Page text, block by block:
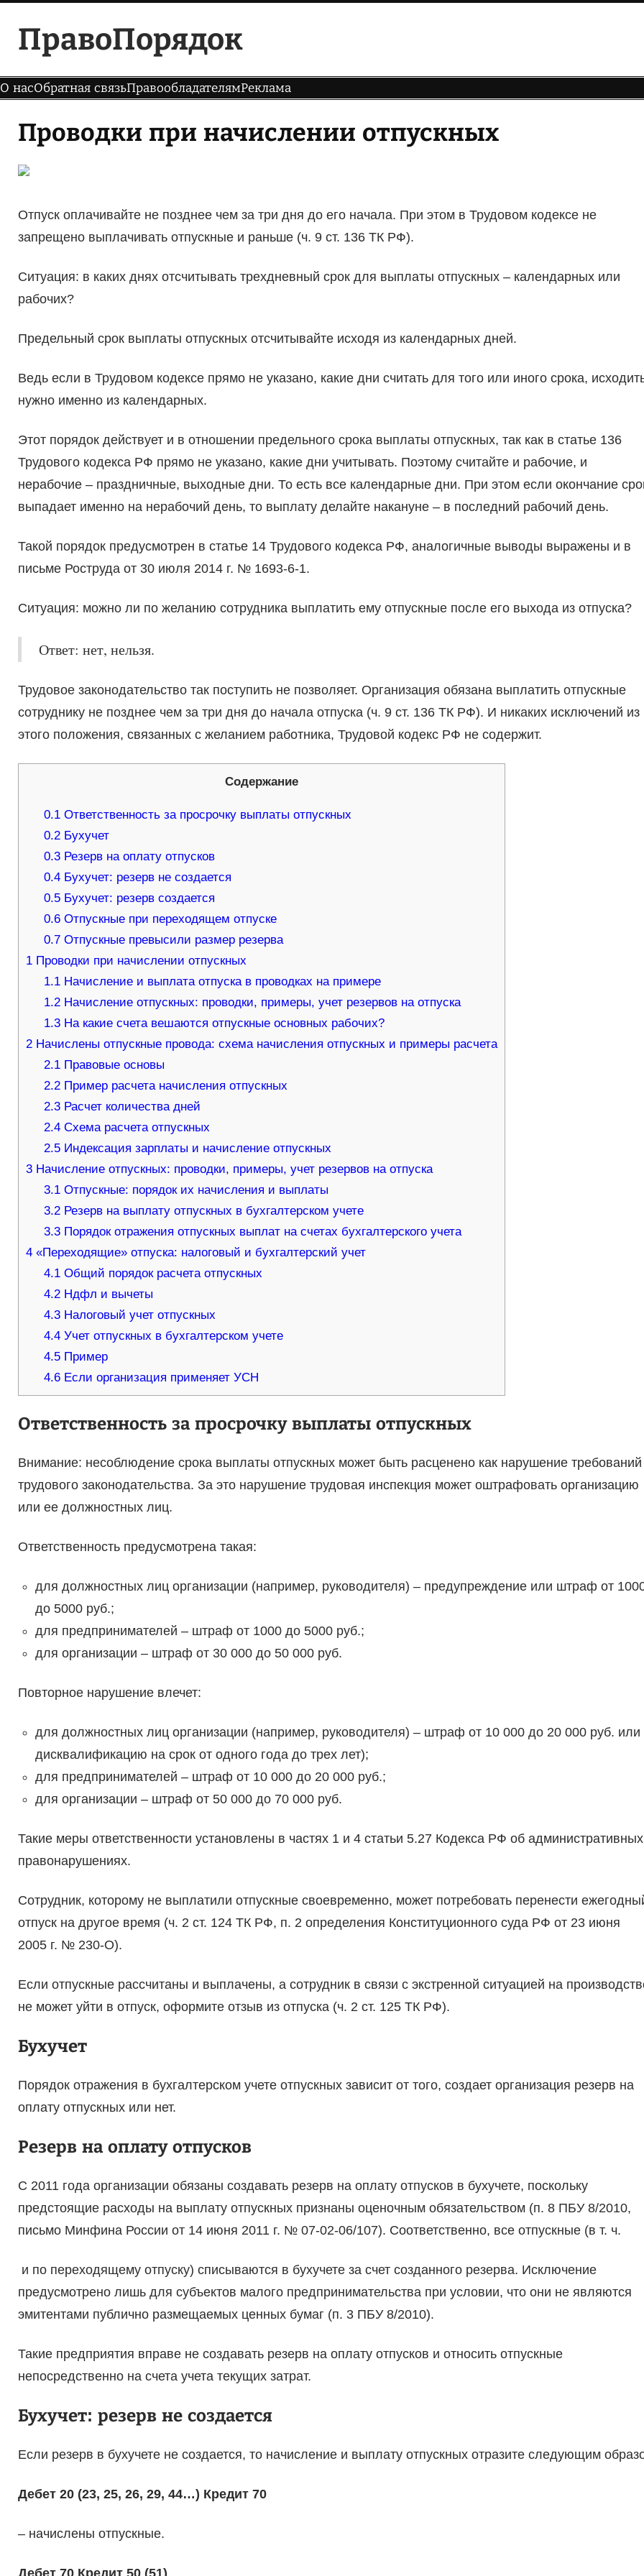
содержимому
ПравоПорядок
О насОбратная связьПравообладателямРеклама
Проводки при начислении отпускных
Отпуск оплачивайте не позднее чем за три дня до его начала. При этом в Трудовом кодексе не
запрещено выплачивать отпускные и раньше (ч. 9 ст. 136 ТК РФ).
Ситуация: в каких днях отсчитывать трехдневный срок для выплаты отпускных – календарных или
рабочих?
Предельный срок выплаты отпускных отсчитывайте исходя из календарных дней.
Ведь если в Трудовом кодексе прямо не указано, какие дни считать для того или иного срока,
нужно именно из календарных.
Этот порядок действует и в отношении предельного срока выплаты отпускных, так как в статье 136
Трудового кодекса РФ прямо не указано, какие дни учитывать. Поэтому считайте и рабочие, и
нерабочие – праздничные, выходные дни. То есть все календарные дни. При этом если окончание
выпадает именно на нерабочий день, то выплату делайте накануне – в последний рабочий день.
Такой порядок предусмотрен в статье 14 Трудового кодекса РФ, аналогичные выводы выражены и в
письме Роструда от 30 июля 2014 г. № 1693-6-1.
Ситуация: можно ли по желанию сотрудника выплатить ему отпускные после его выхода из отпуска?
Ответ: нет, нельзя.
Трудовое законодательство так поступить не позволяет. Организация обязана выплатить отпускные
сотруднику не позднее чем за три дня до начала отпуска (ч. 9 ст. 136 ТК РФ). И никаких исключений из
этого положения, связанных с желанием работника, Трудовой кодекс РФ не содержит.
Содержание
0.1 Ответственность за просрочку выплаты отпускных
0.2 Бухучет
0.3 Резерв на оплату отпусков
0.4 Бухучет: резерв не создается
0.5 Бухучет: резерв создается
0.6 Отпускные при переходящем отпуске
0.7 Отпускные превысили размер резерва
1Проводки при начислении отпускных
1.1 Начисление и выплата отпуска в проводках на примере
1.2 Начисление отпускных: проводки, примеры, учет резервов на отпуска
1.3 На какие счета вешаются отпускные основных рабочих?
2Начислены отпускные провода: схема начисления отпускных и примеры расчета
2.1 Правовые основы
2.2 Пример расчета начисления отпускных
2.3 Расчет количества дней
2.4 Схема расчета отпускных
2.5 Индексация зарплаты и начисление отпускных
3Начисление отпускных: проводки, примеры, учет резервов на отпуска
3.1 Отпускные: порядок их начисления и выплаты
3.2 Резерв на выплату отпускных в бухгалтерском учете
3.3 Порядок отражения отпускных выплат на счетах бухгалтерского учета
4«Переходящие» отпуска: налоговый и бухгалтерский учет
4.1 Общий порядок расчета отпускных
4.2 Ндфл и вычеты
4.3 Налоговый учет отпускных
4.4 Учет отпускных в бухгалтерском учете
4.5 Пример
4.6 Если организация применяет УСН
Ответственность за просрочку выплаты отпускных
Внимание: несоблюдение срока выплаты отпускных может быть расценено как нарушение требований
трудового законодательства. За это нарушение трудовая инспекция может оштрафовать организацию
или ее должностных лиц.
Ответственность предусмотрена такая:
для должностных лиц организации (например, руководителя) – предупреждение или штраф от
до 5000 руб.;
для предпринимателей – штраф от 1000 до 5000 руб.;
для организации – штраф от 30 000 до 50 000 руб.
Повторное нарушение влечет:
для должностных лиц организации (например, руководителя) – штраф от 10 000 до 20 000 руб. или
дисквалификацию на срок от одного года до трех лет);
для предпринимателей – штраф от 10 000 до 20 000 руб.;
для организации – штраф от 50 000 до 70 000 руб.
Такие меры ответственности установлены в частях 1 и 4 статьи 5.27 Кодекса РФ об административных
правонарушениях.
Сотрудник, которому не выплатили отпускные своевременно, может потребовать перенести
отпуск на другое время (ч. 2 ст. 124 ТК РФ, п. 2 определения Конституционного суда РФ от 23 июня
2005 г. № 230-О).
Если отпускные рассчитаны и выплачены, а сотрудник в связи с экстренной ситуацией на
не может уйти в отпуск, оформите отзыв из отпуска (ч. 2 ст. 125 ТК РФ).
Бухучет
Порядок отражения в бухгалтерском учете отпускных зависит от того, создает организация резерв на
оплату отпускных или нет.
Резерв на оплату отпусков
C 2011 года организации обязаны создавать резерв на оплату отпусков в бухучете, поскольку
предстоящие расходы на выплату отпускных признаны оценочным обязательством (п. 8 ПБУ 8/2010,
письмо Минфина России от 14 июня 2011 г. № 07-02-06/107). Соответственно, все отпускные (в т. ч.
и по переходящему отпуску) списываются в бухучете за счет созданного резерва. Исключение
предусмотрено лишь для субъектов малого предпринимательства при условии, что они не являются
эмитентами публично размещаемых ценных бумаг (п. 3 ПБУ 8/2010).
Такие предприятия вправе не создавать резерв на оплату отпусков и относить отпускные
непосредственно на счета учета текущих затрат.
Бухучет: резерв не создается
Если резерв в бухучете не создается, то начисление и выплату отпускных отразите следующим
Дебет 20 (23, 25, 26, 29, 44…) Кредит 70
– начислены отпускные.